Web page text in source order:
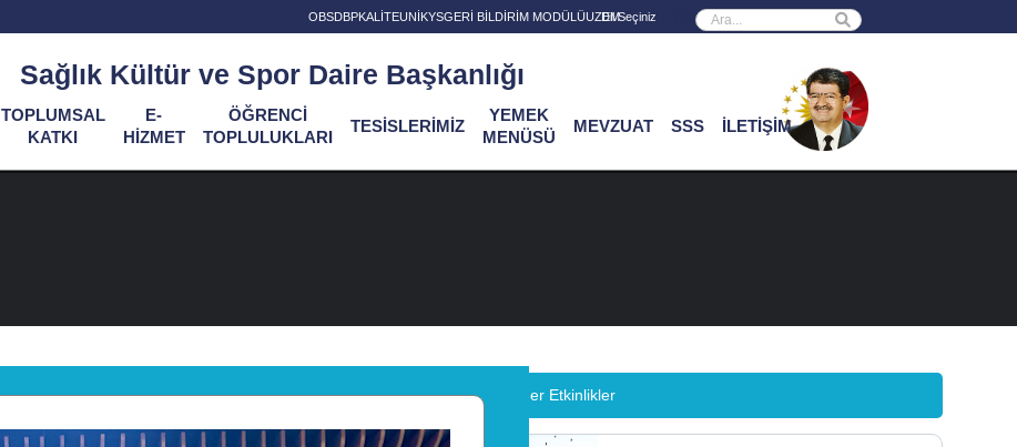
OBSDBPKALİTEUNİKYSGERİ BİLDİRİM MODÜLÜUZEM Powered by
Sağlık Kültür ve Spor Daire Başkanlığı
TOPLUMSAL
KATKI
E-
HİZMET
ÖĞRENCİ
TOPLULUKLARI
TESİSLERİMİZ
YEMEK
MENÜSÜ
MEVZUAT SSS İLETİŞİM
Diğer Etkinlikler